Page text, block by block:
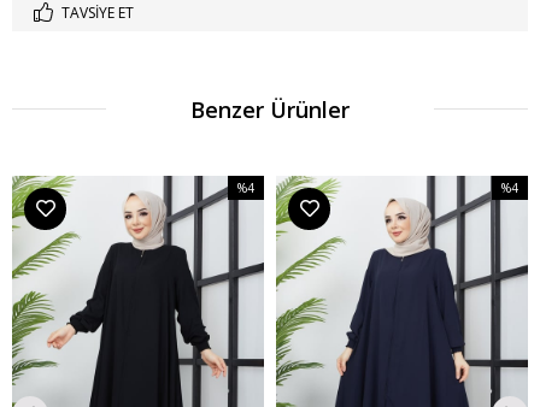
TAVSIYE ET
Benzer Ürünler
%4
%4İndirim
%4